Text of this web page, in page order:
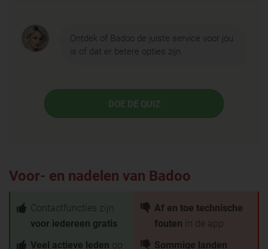
Ontdek of Badoo de juiste service voor jou
is of dat er betere opties zijn.
DOE DE QUIZ
Voor- en nadelen van Badoo
Contactfuncties zijn
voor iedereen gratis
Veel actieve leden op
Af en toe technische
fouten in de app
Sommige landen